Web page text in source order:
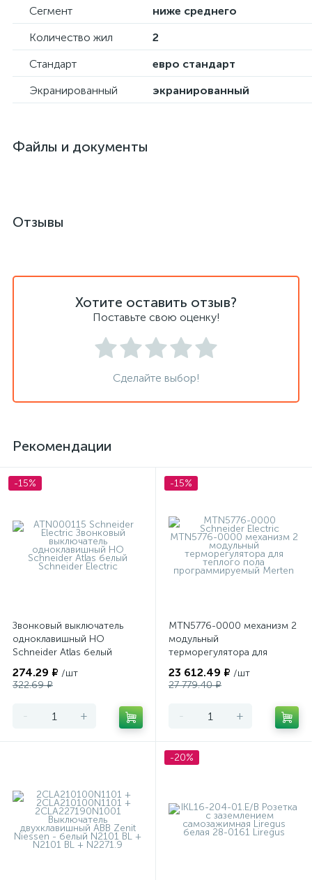
Сегмент
ниже среднего
Количество жил
2
Стандарт
евро стандарт
Экранированный
экранированный
Файлы и документы
Отзывы
Хотите оставить отзыв?
Поставьте свою оценку!
Сделайте выбор!
Рекомендации
-15%
Звонковый выключатель
одноклавишный НО
Schneider Atlas белый
274.29 ₽ /шт
322.69 ₽
- +
-15%
MTN5776-0000 механизм 2
модульный
терморегулятора для
программируемый Merten
23 612.49 ₽ /шт
27 779.40 ₽
- +
-20%